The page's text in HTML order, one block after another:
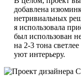
добавлена
нетривиальных
я использовала
был использован
на 2-3 тона
уют интерьеру.